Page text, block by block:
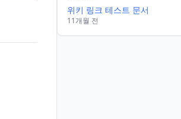
위키 링크 테스트 문서
11개월 전